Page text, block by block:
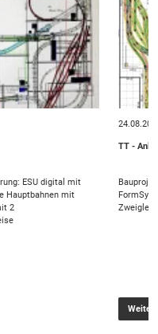
ESU digital mit
Hauptbahnen mit
2
TT -
Bauprojekt: TT - Anlage MüllersteinBaugröße:
FormSystem: Digitalsteuerung mit
Weiter